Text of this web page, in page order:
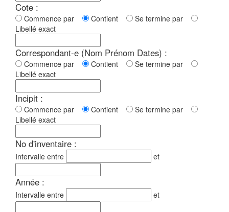
Cote :
Commence par Contient
Se termine par
Libellé exact
Correspondant-e (Nom Prénom Dates) :
Commence par Contient
Se termine par
Libellé exact
Incipit :
Commence par Contient
Se termine par
Libellé exact
No d'inventaire :
Intervalle entre et
Année :
Intervalle entre et